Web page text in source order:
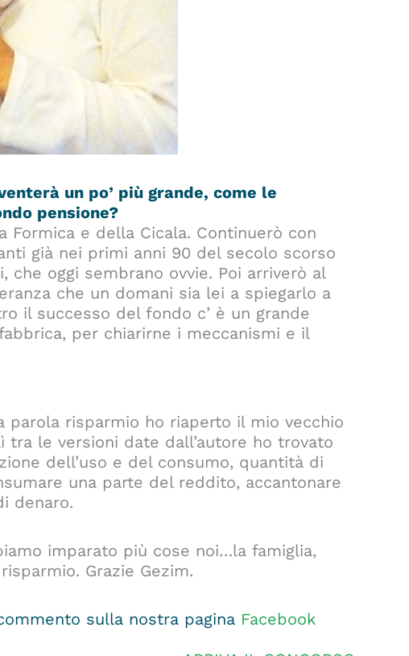
un po’ più grande, come le
pensione?
e della Cicala. Continuerò con
già nei primi anni 90 del secolo scorso
che oggi sembrano ovvie. Poi arriverò al
che un domani sia lei a spiegarlo a
il successo del fondo c’ è un grande
per chiarirne i meccanismi e il
risparmio ho riaperto il mio vecchio
tra le versioni date dall’autore ho trovato
dell’uso e del consumo, quantità di
una parte del reddito, accantonare
denaro.
imparato più cose noi…la famiglia,
Grazie Gezim.
sulla nostra pagina Facebook